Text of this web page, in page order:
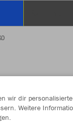
wir dir personalisierte
Weitere